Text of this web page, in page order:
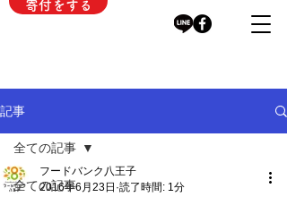
寄付をする
記事
全ての記事
全ての記事
フードバンク八王子
2016年6月23日 読了時間: 1分